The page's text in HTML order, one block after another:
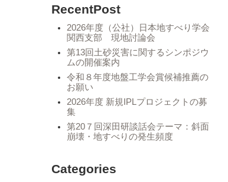
RecentPost
2026年度（公社）日本地すべり学会
関西支部 現地討論会
第13回土砂災害に関するシンポジウ
ムの開催案内
令和８年度地盤工学会賞候補推薦の
お願い
2026年度 新規IPLプロジェクトの募
集
第20７回深田研談話会テーマ：斜面
崩壊・地すべりの発生頻度
Categories